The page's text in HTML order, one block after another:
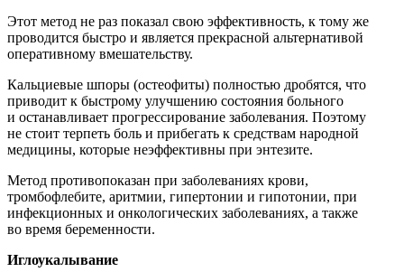
Этот метод не раз показал свою эффективность, к тому же
проводится быстро и является прекрасной альтернативой
оперативному вмешательству.
Кальциевые шпоры (остеофиты) полностью дробятся, что
приводит к быстрому улучшению состояния больного
и останавливает прогрессирование заболевания. Поэтому
не стоит терпеть боль и прибегать к средствам народной
медицины, которые неэффективны при энтезите.
Метод противопоказан при заболеваниях крови,
тромбофлебите, аритмии, гипертонии и гипотонии, при
инфекционных и онкологических заболеваниях, а также
во время беременности.
Иглоукалывание